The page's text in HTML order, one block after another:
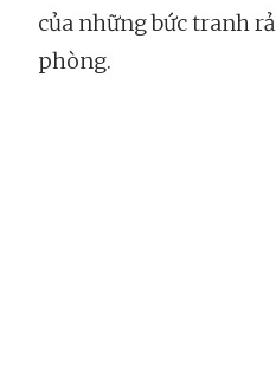
của những bức tranh
phòng.